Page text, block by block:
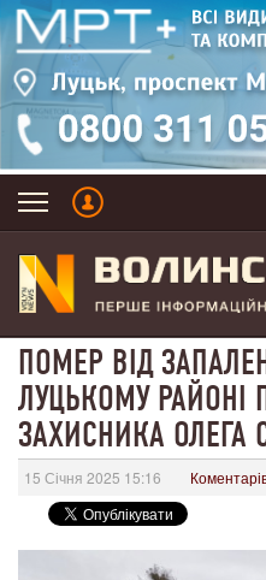
ПОМЕР ВІД
ЛУЦЬКОМУ РАЙОНІ
ЗАХИСНИКА
15 Січня 2025 15:16